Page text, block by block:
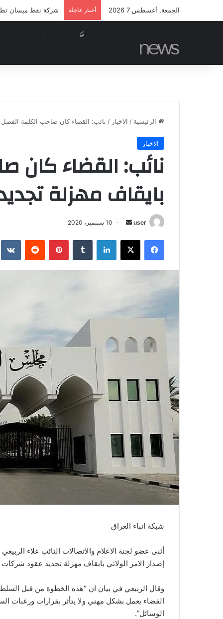
الجمعة, أغسطس 7 2026 أخبار عاجلة شركة نفط ميسان تطلق
الرئيسية / الاخبار / نائب: القضاء كان صاحب الكلمة الفصل
الاخبار
نائب: القضاء كان
بايقاف مهزلة
user
أرسل 10 سبتمبر، 2020
فيسبوك ‫X لينكدإن بينتيريست
شبكة انباء العراق
أثنى عضو لجنة الاعلام والاتصالات النائب علاء
إصدار الامر الولائي بايقاف مهزلة تجديد عقود شركات
وقال الربيعي في بيان ان “هذه الخطوة من قبل
القضاء يعمل بشكل مهني ولا يتأثر بقرارات ورغبات
الوسائل”.